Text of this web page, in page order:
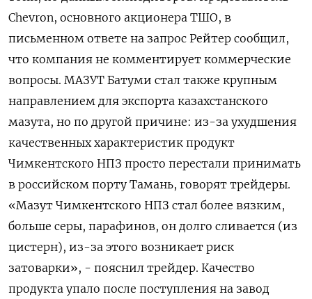
Chevron, основного акционера ТШО, в
письменном ответе на запрос Рейтер сообщил,
что компания не комментирует коммерческие
вопросы. МАЗУТ Батуми стал также крупным
направлением для экспорта казахстанского
мазута, но по другой причине: из-за ухудшения
качественных характеристик продукт
Чимкентского НПЗ просто перестали принимать
в российском порту Тамань, говорят трейдеры.
«Мазут Чимкентского НПЗ стал более вязким,
больше серы, парафинов, он долго сливается (из
цистерн), из-за этого возникает риск
затоварки», - пояснил трейдер. Качество
продукта упало после поступления на завод